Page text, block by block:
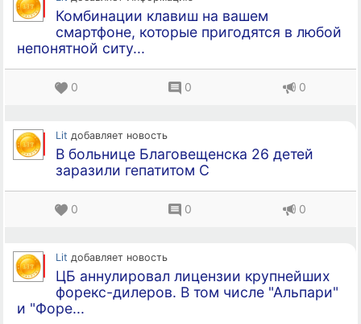
Комбинации клавиш на вашем
смартфоне, которые пригодятся в любой
непонятной ситу...
0 0 0
Lit добавляет новость
В больнице Благовещенска 26 детей
заразили гепатитом С
0 0 0
Lit добавляет новость
ЦБ аннулировал лицензии крупнейших
форекс-дилеров. В том числе "Альпари"
и "Форе...